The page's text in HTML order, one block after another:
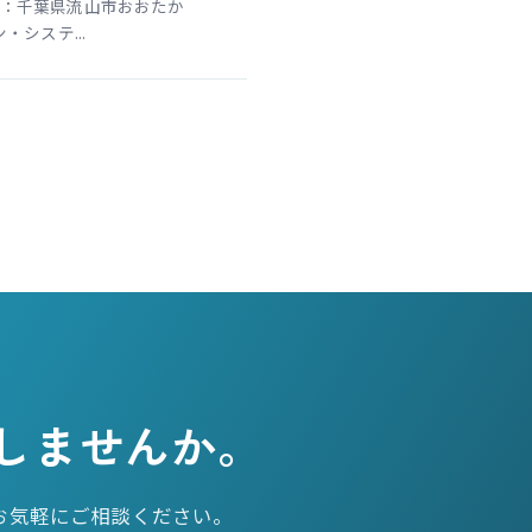
千葉県流山市おおたか
システ...
せんか。
軽にご相談ください。